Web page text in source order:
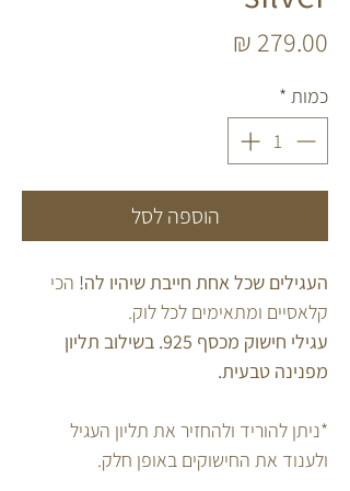
כמות *
הוספה לסל
העגילים שכל אחת חייבת שיהיו לה! הכי
קלאסיים ומתאימים לכל לוק.
עגילי חישוק מכסף 925. בשילוב תליון
מפנינה טבעית.
*ניתן להוריד ולהחזיר את תליון העגיל
ולענוד את החישוקים באופן חלק.